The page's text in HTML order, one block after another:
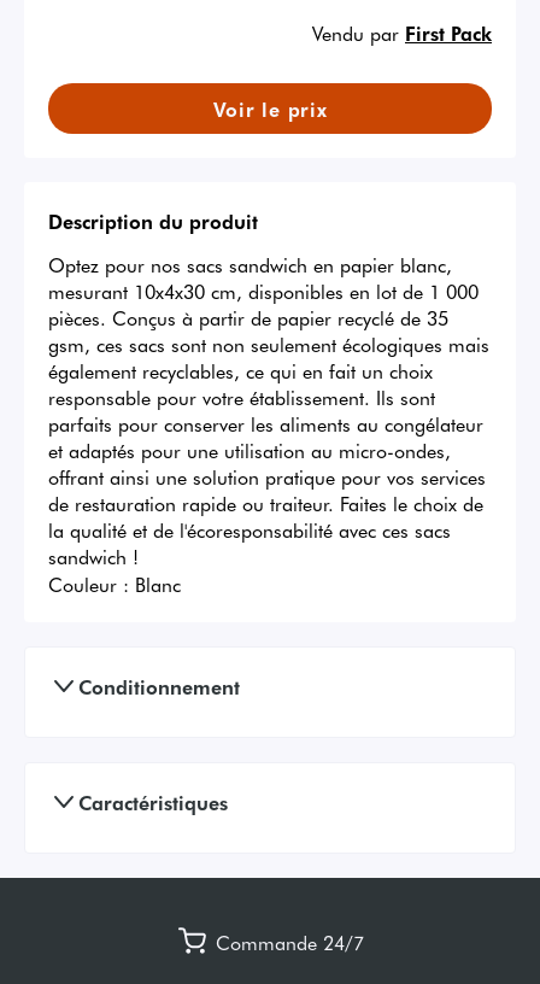
Vendu par First Pack
Voir le prix
Description du produit
Optez pour nos sacs sandwich en papier blanc,
mesurant 10x4x30 cm, disponibles en lot de 1 000
pièces. Conçus à partir de papier recyclé de 35
gsm, ces sacs sont non seulement écologiques mais
également recyclables, ce qui en fait un choix
responsable pour votre établissement. Ils sont
parfaits pour conserver les aliments au congélateur
et adaptés pour une utilisation au micro-ondes,
offrant ainsi une solution pratique pour vos services
de restauration rapide ou traiteur. Faites le choix de
la qualité et de l'écoresponsabilité avec ces sacs
sandwich !
Couleur : Blanc
Conditionnement
Caractéristiques
Commande 24/7